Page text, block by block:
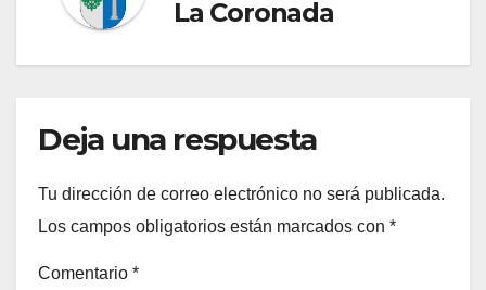
La Coronada
Deja una respuesta
Tu dirección de correo electrónico no será publicada.
Los campos obligatorios están marcados con *
Comentario *